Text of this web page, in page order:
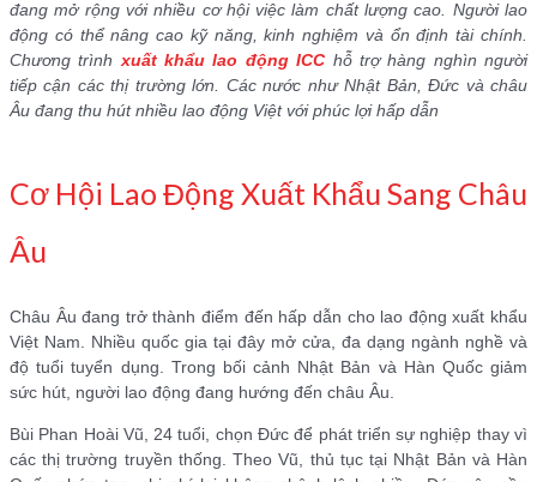
đang mở rộng với nhiều cơ hội việc làm chất lượng cao. Người lao
động có thể nâng cao kỹ năng, kinh nghiệm và ổn định tài chính.
Chương trìnhxuất khẩu lao động ICC hỗ trợ hàng nghìn người
tiếp cận các thị trường lớn. Các nước như Nhật Bản, Đức và châu
Âu đang thu hút nhiều lao động Việt với phúc lợi hấp dẫn
Cơ Hội Lao Động Xuất Khẩu Sang Châu
Âu
Châu Âu đang trở thành điểm đến hấp dẫn cho lao động xuất khẩu
Việt Nam. Nhiều quốc gia tại đây mở cửa, đa dạng ngành nghề và
độ tuổi tuyển dụng. Trong bối cảnh Nhật Bản và Hàn Quốc giảm
sức hút, người lao động đang hướng đến châu Âu.
Bùi Phan Hoài Vũ, 24 tuổi, chọn Đức để phát triển sự nghiệp thay vì
các thị trường truyền thống. Theo Vũ, thủ tục tại Nhật Bản và Hàn